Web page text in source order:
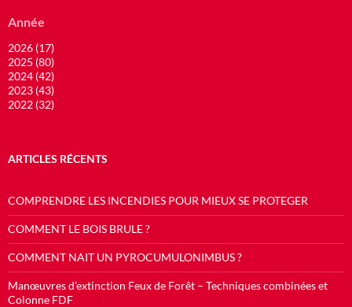
Année
2026 (17)
2025 (80)
2024 (42)
2023 (43)
2022 (32)
ARTICLES RÉCENTS
COMPRENDRE LES INCENDIES POUR MIEUX SE PROTEGER
COMMENT LE BOIS BRULE ?
COMMENT NAIT UN PYROCUMULONIMBUS ?
Manœuvres d’extinction Feux de Forêt – Techniques combinées et
Colonne FDF